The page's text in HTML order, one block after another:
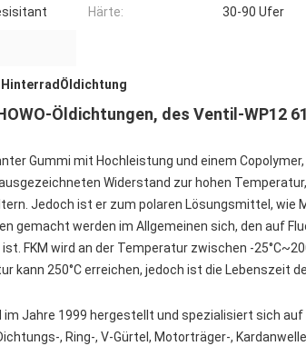
Härte: 30-90 Ufer
HinterradÖldichtung
Öldichtungen, des Ventil-WP12
Gummi mit Hochleistung und einem Copolymer,
Widerstand zur hohen
Jedoch ist er zum polaren Lösungsmittel, wie
gemacht werden im Allgemeinen sich, den auf
FKM wird an der Temperatur zwischen -
kann 250°C erreichen, jedoch ist die Lebenszeit
Jahre 1999 hergestellt und spezialisiert sich auf
, Ring-, V-Gürtel, Motorträger-,